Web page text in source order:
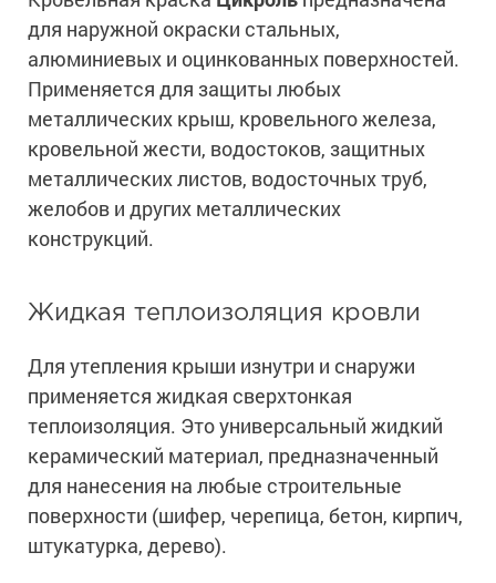
для наружной окраски стальных,
алюминиевых и оцинкованных поверхностей.
Применяется для защиты любых
металлических крыш, кровельного железа,
кровельной жести, водостоков, защитных
металлических листов, водосточных труб,
желобов и других металлических
конструкций.
Жидкая теплоизоляция кровли
Для утепления крыши изнутри и снаружи
применяется жидкая сверхтонкая
теплоизоляция. Это универсальный жидкий
керамический материал, предназначенный
для нанесения на любые строительные
поверхности (шифер, черепица, бетон, кирпич,
штукатурка, дерево).